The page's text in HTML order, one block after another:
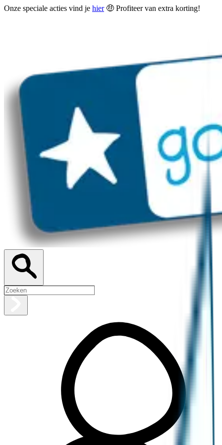
Onze speciale acties vind je hier🤑 Profiteer van extra korting!